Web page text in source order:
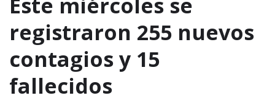
registraron 255 nuevos
contagios y 15
fallecidos